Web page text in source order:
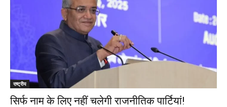
राष्ट्रीय
सिर्फ नाम के लिए नहीं चलेगी राजनीतिक पार्टियां!